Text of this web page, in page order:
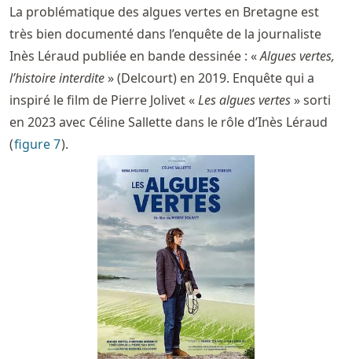
La problématique des algues vertes en Bretagne est
très bien documenté dans l’enquête de la journaliste
Inès Léraud publiée en bande dessinée : «Algues vertes,
l’histoire interdite» (Delcourt) en 2019. Enquête qui a
inspiré le film de Pierre Jolivet «Les algues vertes» sorti
en 2023 avec Céline Sallette dans le rôle d’Inès Léraud
(figure7).